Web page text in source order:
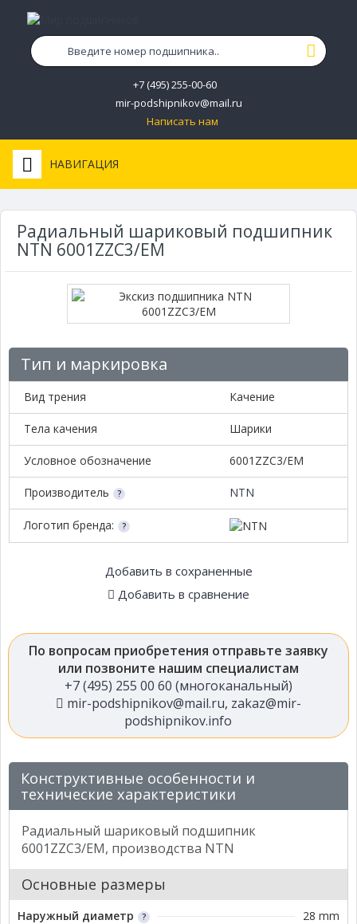
+7 (495) 255-00-60
mir-podshipnikov@mail.ru
Написать нам
НАВИГАЦИЯ
Радиальный шариковый подшипник
NTN 6001ZZC3/EM
Тип и маркировка
Вид трения Качение
Тела качения Шарики
Условное обозначение 6001ZZC3/EM
Производитель NTN
Логотип бренда:
Добавить в сохраненные
Добавить в сравнение
По вопросам приобретения отправьте заявку
или позвоните нашим специалистам
+7 (495) 255 00 60 (многоканальный)
mir-podshipnikov@mail.ru, zakaz@mir-
podshipnikov.info
Конструктивные особенности и
технические характеристики
Радиальный шариковый подшипник
6001ZZC3/EM, производства NTN
Основные размеры
Наружный диаметр
28 mm